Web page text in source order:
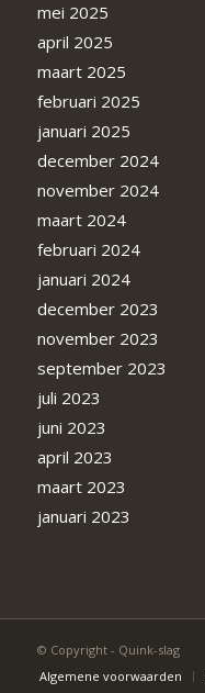
mei 2025
april 2025
maart 2025
februari 2025
januari 2025
december 2024
november 2024
maart 2024
februari 2024
januari 2024
december 2023
november 2023
september 2023
juli 2023
juni 2023
april 2023
maart 2023
januari 2023
© Copyright - Quink-slag
Algemene voorwaarden